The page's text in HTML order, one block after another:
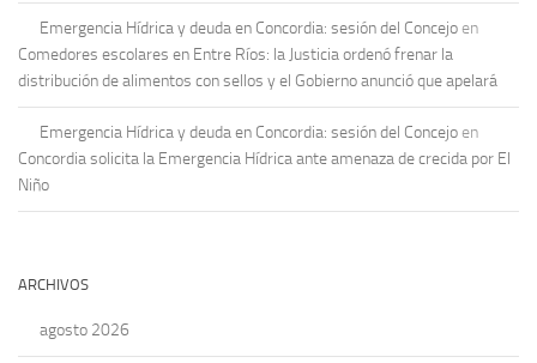
Emergencia Hídrica y deuda en Concordia: sesión del Concejo en
Comedores escolares en Entre Ríos: la Justicia ordenó frenar la
distribución de alimentos con sellos y el Gobierno anunció que apelará
Emergencia Hídrica y deuda en Concordia: sesión del Concejo en
Concordia solicita la Emergencia Hídrica ante amenaza de crecida por El
Niño
ARCHIVOS
agosto 2026